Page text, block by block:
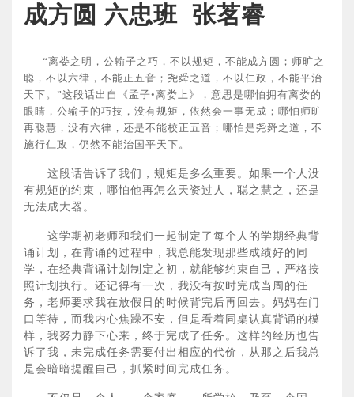
成方圆 六忠班 张茗睿
“离娄之明，公输子之巧，不以规矩，不能成方圆；师旷之
聪，不以六律，不能正五音；尧舜之道，不以仁政，不能平治
天下。”这段话出自《孟子•离娄上》，意思是哪怕拥有离娄的
眼睛，公输子的巧技，没有规矩，依然会一事无成；哪怕师旷
再聪慧，没有六律，还是不能校正五音；哪怕是尧舜之道，不
施行仁政，仍然不能治国平天下。
这段话告诉了我们，规矩是多么重要。如果一个人没
有规矩的约束，哪怕他再怎么天资过人，聪之慧之，还是
无法成大器。
这学期初老师和我们一起制定了每个人的学期经典背
诵计划，在背诵的过程中，我总能发现那些成绩好的同
学，在经典背诵计划制定之初，就能够约束自己，严格按
照计划执行。还记得有一次，我没有按时完成当周的任
务，老师要求我在放假日的时候背完后再回去。妈妈在门
口等待，而我内心焦躁不安，但是看着同桌认真背诵的模
样，我努力静下心来，终于完成了任务。这样的经历也告
诉了我，未完成任务需要付出相应的代价，从那之后我总
是会暗暗提醒自己，抓紧时间完成任务。